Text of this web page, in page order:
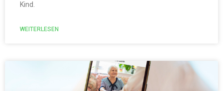
Kind.
WEITERLESEN